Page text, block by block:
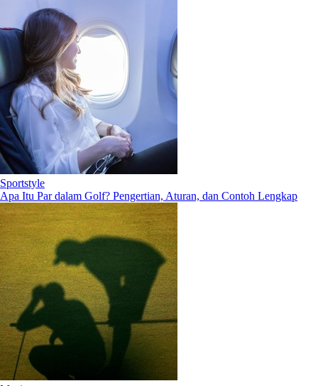
Sportstyle
Apa Itu Par dalam Golf? Pengertian, Aturan, dan Contoh Lengkap